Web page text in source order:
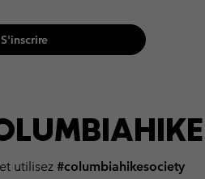
S'inscrire
et utilisez #columbiahikesociety